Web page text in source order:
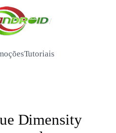
/
Tutoriais
Dimensity